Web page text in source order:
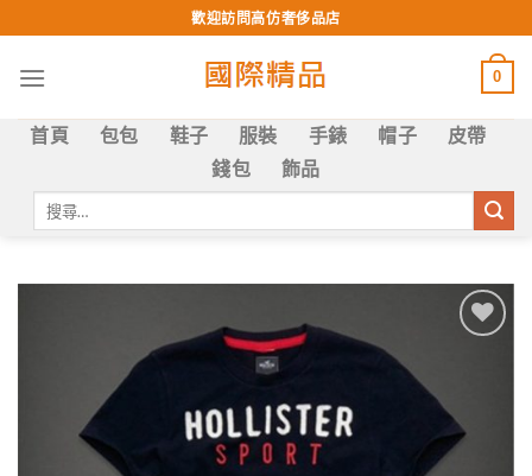
to
content
歡迎訪問高仿奢侈品店
0
首頁 包包 鞋子 服裝 手錶 帽子
皮帶
錢包
飾品